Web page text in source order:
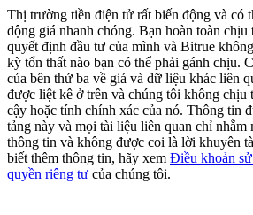
Share 500000 CASHCAT prize pool
Exclusive for BitMart Users
Register & Trade to Win 500,000
Thị trường tiền điện tử rất biến động và có
động giá nhanh chóng. Bạn hoàn toàn chịu
quyết định đầu tư của mình và Bitrue
kỳ tổn thất nào bạn có thể phải gánh chịu.
của bên thứ ba về giá và dữ liệu khác liên
được liệt kê ở trên và chúng tôi không chịu
cậy hoặc tính chính xác của nó. Thông tin
tảng này và mọi tài liệu liên quan chỉ nhằm
thông tin và không được coi là lời khuyên
biết thêm thông tin, hãy xem Điều khoản
quyền riêng tư của chúng tôi.